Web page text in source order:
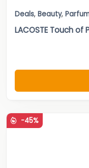
Deals, Beauty,
LACOSTE Touch of
-45%